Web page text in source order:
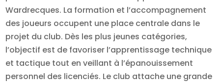
Wardrecques. La formation et l’accompagnement
des joueurs occupent une place centrale dans le
projet du club. Dès les plus jeunes catégories,
l’objectif est de favoriser l’apprentissage technique
et tactique tout en veillant à l’épanouissement
personnel des licenciés. Le club attache une grande